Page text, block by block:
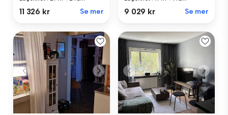
11 326 kr Se mer 9 029 kr Se mer